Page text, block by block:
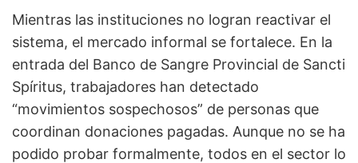
Mientras las instituciones no logran reactivar el
sistema, el mercado informal se fortalece. En la
entrada del Banco de Sangre Provincial de Sancti
Spíritus, trabajadores han detectado
“movimientos sospechosos” de personas que
coordinan donaciones pagadas. Aunque no se ha
podido probar formalmente, todos en el sector lo